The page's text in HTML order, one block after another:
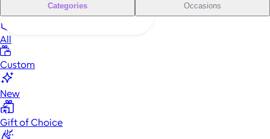
Categories Occasions
All
Custom
New
Gift of Choice